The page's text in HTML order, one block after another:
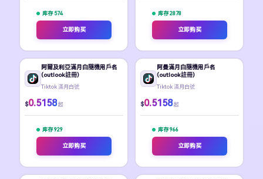
库存 574
立即购买
库存 2878
立即购买
阿爾及利亞滿月白隨機用戶名
(outlook註冊)
Tiktok 滿月白號
$0.5158 起
库存 929
立即购买
阿曼滿月白隨機用戶名
(outlook註冊)
Tiktok 滿月白號
$0.5158 起
库存 966
立即购买